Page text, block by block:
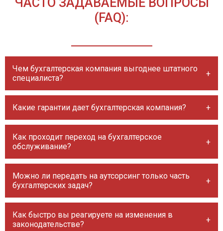
(FAQ):
Чем бухгалтерская компания выгоднее штатного
специалиста?
Какие гарантии дает бухгалтерская компания?
Как проходит переход на бухгалтерское
обслуживание?
Можно ли передать на аутсорсинг только часть
бухгалтерских задач?
Как быстро вы реагируете на изменения в
законодательстве?